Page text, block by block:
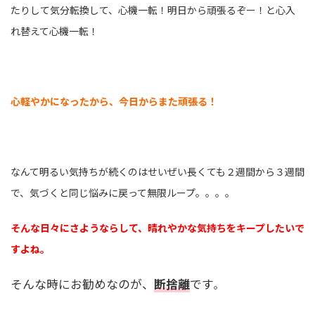
たりして気分転換して、心機一転！明日から頑張るぞー！と心入
れ替えて心機一転！
心軽やかになったから、今日からまた頑張る！
なんて明るい気持ちが続くのはせいぜい長くても２週間から３週間
で、気づくと同じ悩みに戻って無限ループ。。。。
そんな日々にさようならして、晴れやかな気持ちをキープしたいで
すよね。
そんな時にお勧めなのが、 断捨離です。